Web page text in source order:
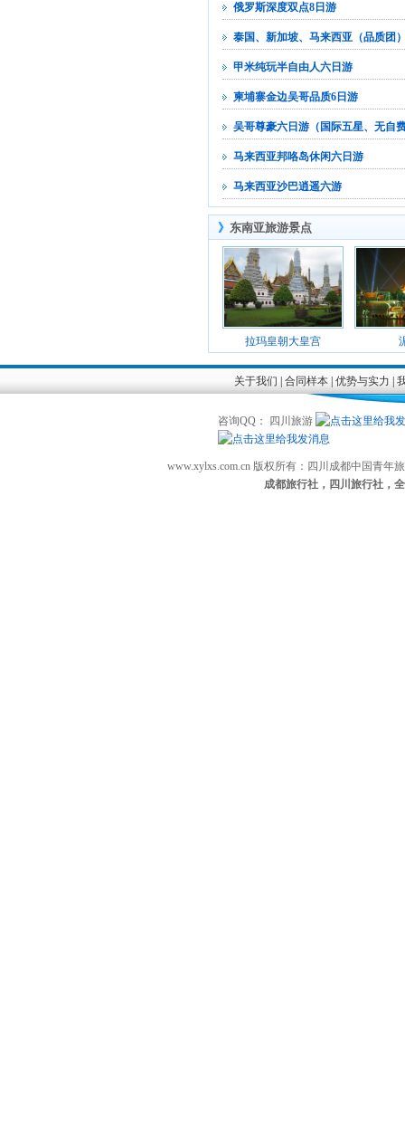
俄罗斯深度双点8日游
泰国、新加坡、马来西亚（品质团
甲米纯玩半自由人六日游
柬埔寨金边吴哥品质6日游
吴哥尊豪六日游（国际五星、无自
马来西亚邦咯岛休闲六日游
马来西亚沙巴逍遥六游
》 东南亚旅游景点
拉玛皇朝大皇宫
关于我们 合同样本| 优势与实力
咨询QQ： 四川旅游
www.xylxs.com.cn 版权所有：四川成都中国青
成都旅行社，四川旅行社，